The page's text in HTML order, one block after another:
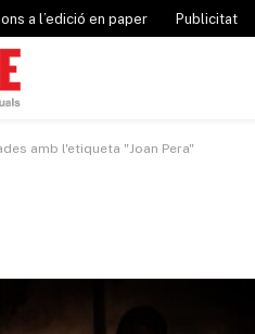
a l’edició en paper Publicitat
amb l'etiqueta "Joan Pera"